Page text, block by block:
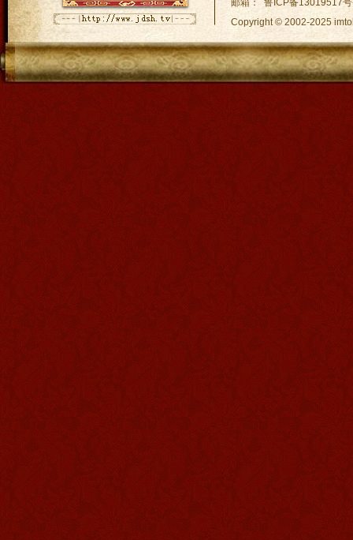
邮箱： 鲁ICP备13019517
Copyright © 2002-2025
网站地图:XML 地图|